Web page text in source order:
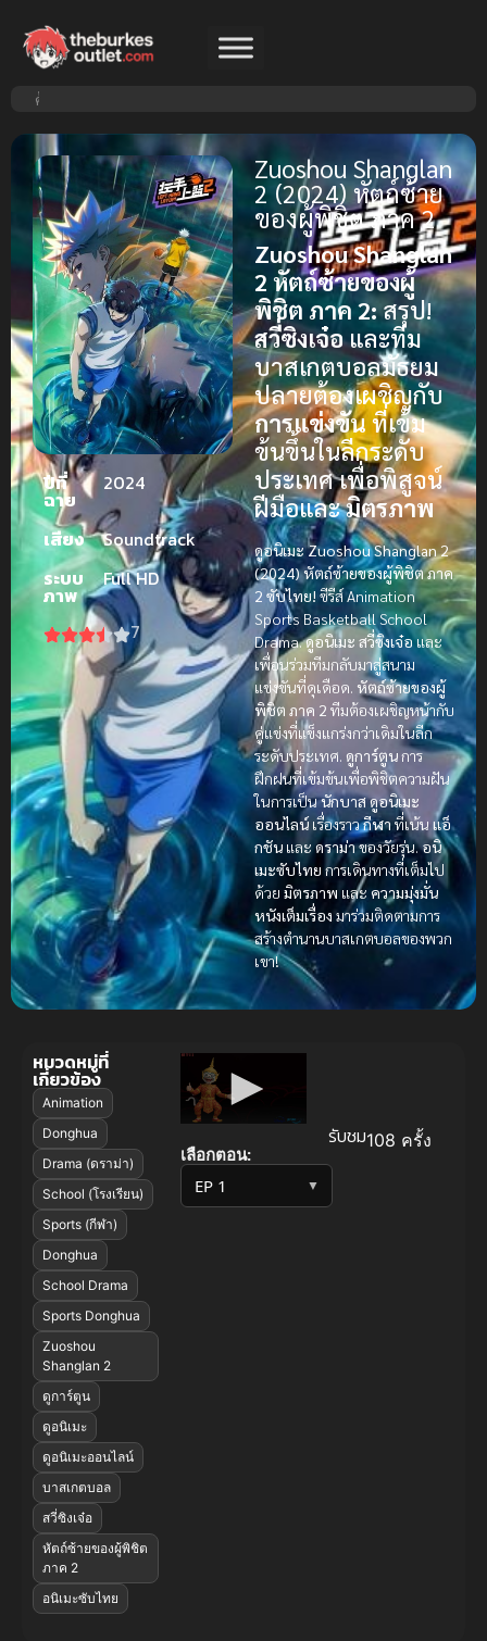
ปีที่
ฉาย
2024
เสียง
Soundtrack
ระบบ
ภาพ
Full HD
7
Zuoshou Shanglan
2 (2024) หัตถ์ซ้าย
ของผู้พิชิต ภาค 2
Zuoshou Shanglan
2 หัตถ์ซ้ายของผู้
พิชิต ภาค 2:สรุป!
สวี่ซิงเจ๋อและทีม
บาสเกตบอลมัธยม
ปลายต้องเผชิญกับ
การแข่งขัน ที่เข้ม
ข้นขึ้นในลีกระดับ
ประเทศ เพื่อพิสูจน์
ฝีมือและมิตรภาพ
ดูอนิเมะ Zuoshou Shanglan 2
(2024) หัตถ์ซ้ายของผู้พิชิต ภาค
2 ซับไทย! ซีรีส์ Animation
Sports Basketball School
Drama.ดูอนิเมะ สวี่ซิงเจ๋อและ
เพื่อนร่วมทีมกลับมาสู่สนาม
แข่งขันที่ดุเดือด. หัตถ์ซ้ายของผู้
พิชิต ภาค 2 ทีมต้องเผชิญหน้ากับ
คู่แข่งที่แข็งแกร่งกว่าเดิมในลีก
ระดับประเทศ. ดูการ์ตูนการ
ฝึกฝนที่เข้มข้นเพื่อพิชิตความฝัน
ในการเป็นนักบาสดูอนิเมะ
ออนไลน์เรื่องราวกีฬาที่เน้นแอ็
กชัน และดราม่าของวัยรุ่น.อนิ
เมะซับไทย การเดินทางที่เต็มไป
ด้วย มิตรภาพ และความมุ่งมั่น
หนังเต็มเรื่อง มาร่วมติดตามการ
สร้างตำนานบาสเกตบอลของพวก
เขา!
เลือกตอน:
▼
รับชม108 ครั้ง
หมวดหมู่ที่
เกี่ยวข้อง
Animation
Donghua
Drama (ดราม่า)
School (โรงเรียน)
Sports (กีฬา)
Donghua
School Drama
Sports Donghua
Zuoshou
Shanglan 2
ดูการ์ตูน
ดูอนิเมะ
ดูอนิเมะออนไลน์
บาสเกตบอล
สวี่ซิงเจ๋อ
หัตถ์ซ้ายของผู้พิชิต
ภาค 2
อนิเมะซับไทย